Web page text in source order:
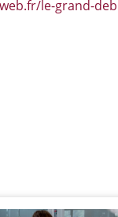
le-grand-